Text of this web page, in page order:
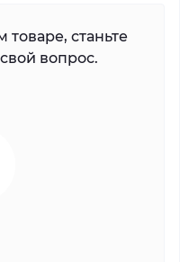
станьте
вопрос.